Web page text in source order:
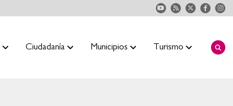
Ciudadanía Municipios Turismo